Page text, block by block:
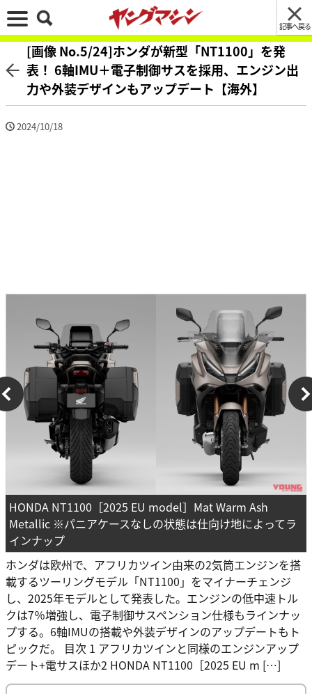
記事へ戻る
[画像 No.5/24]ホンダが新型「NT1100」を発
表！ 6軸IMU＋電子制御サスを採用、エンジン出
力や外装デザインもアップデート【海外】
2024/10/18
HONDA NT1100［2025 EU model］Mat Warm Ash
Metallic ※パニアケースなしの状態は仕向け地によってラ
インナップ
ホンダは欧州で、アフリカツイン由来の2気筒エンジンを搭
載するツーリングモデル「NT1100」をマイナーチェンジ
し、2025年モデルとして発表した。エンジンの低中速トル
クは7％増強し、電子制御サスペンション仕様もラインナッ
プする。6軸IMUの搭載や外装デザインのアップデートもト
ピックだ。 目次 1 アフリカツインと同様のエンジンアップ
デート+電サスほか2 HONDA NT1100［2025 EU m […]